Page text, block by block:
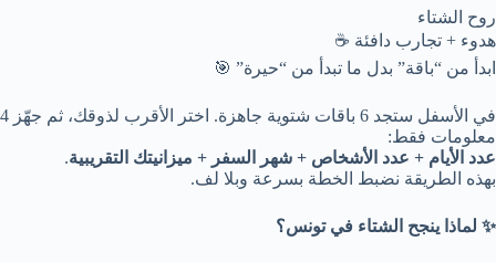
روح الشتاء
هدوء + تجارب دافئة ☕
ابدأ من “باقة” بدل ما تبدأ من “حيرة” 🎯
في الأسفل ستجد 6 باقات شتوية جاهزة. اختر الأقرب لذوقك، ثم جهّز 4
معلومات فقط:
عدد الأيام + عدد الأشخاص + شهر السفر + ميزانيتك التقريبية.
بهذه الطريقة نضبط الخطة بسرعة وبلا لف.
✨ لماذا ينجح الشتاء في تونس؟